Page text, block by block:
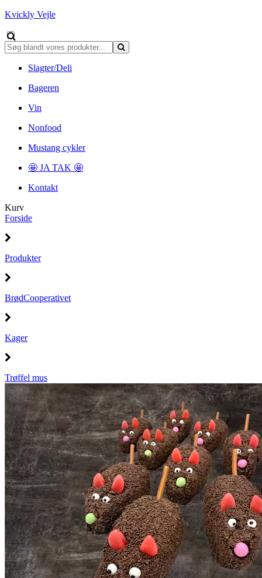
Kvickly Vejle
Slagter/Deli
Bageren
Vin
Nonfood
Mustang cykler
🤩 JA TAK 🤩
Kontakt
Kurv
Forside
Produkter
BrødCooperativet
Kager
Trøffel mus